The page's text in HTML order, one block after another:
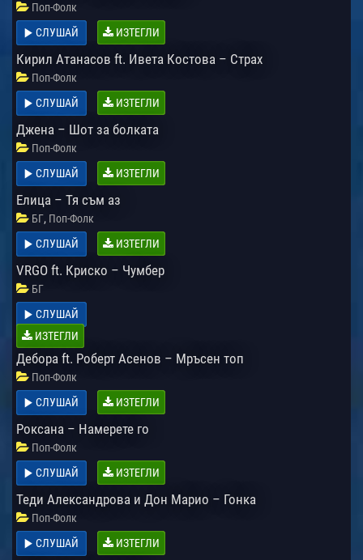
Поп-Фолк
СЛУШАЙ
ИЗТЕГЛИ
Кирил Атанасов ft. Ивета Костова – Страх
Поп-Фолк
СЛУШАЙ
ИЗТЕГЛИ
Джена – Шот за болката
Поп-Фолк
СЛУШАЙ
ИЗТЕГЛИ
Елица – Тя съм аз
БГ, Поп-Фолк
СЛУШАЙ
ИЗТЕГЛИ
VRGO ft. Криско – Чумбер
БГ
СЛУШАЙ
ИЗТЕГЛИ
Дебора ft. Роберт Асенов – Мръсен топ
Поп-Фолк
СЛУШАЙ
ИЗТЕГЛИ
Роксана – Намерете го
Поп-Фолк
СЛУШАЙ
ИЗТЕГЛИ
Теди Александрова и Дон Марио – Гонка
Поп-Фолк
СЛУШАЙ
ИЗТЕГЛИ